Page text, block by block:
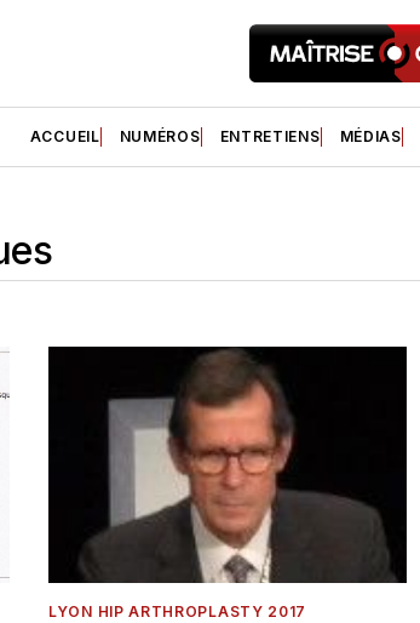
ACCUEIL NUMÉROS ENTRETIENS MÉDIAS
LYON HIP ARTHROPLASTY 2017